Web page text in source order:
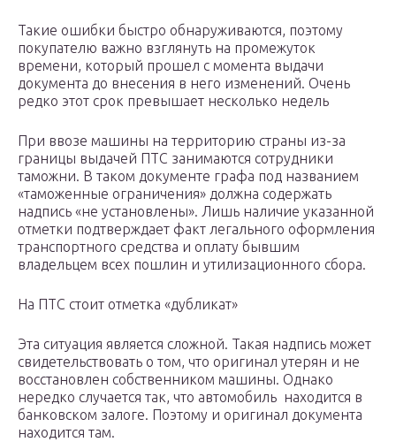
Такие ошибки быстро обнаруживаются, поэтому
покупателю важно взглянуть на промежуток
времени, который прошел с момента выдачи
документа до внесения в него изменений. Очень
редко этот срок превышает несколько недель
При ввозе машины на территорию страны из-за
границы выдачей ПТС занимаются сотрудники
таможни. В таком документе графа под названием
«таможенные ограничения» должна содержать
надпись «не установлены». Лишь наличие указанной
отметки подтверждает факт легального оформления
транспортного средства и оплату бывшим
владельцем всех пошлин и утилизационного сбора.
На ПТС стоит отметка «дубликат»
Эта ситуация является сложной. Такая надпись может
свидетельствовать о том, что оригинал утерян и не
восстановлен собственником машины. Однако
нередко случается так, что автомобиль находится в
банковском залоге. Поэтому и оригинал документа
находится там.